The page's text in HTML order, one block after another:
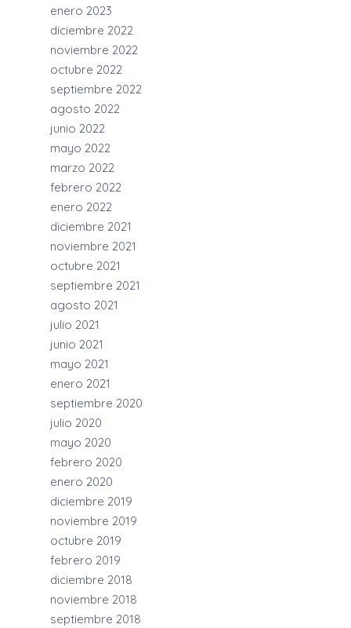
enero 2023
diciembre 2022
noviembre 2022
octubre 2022
septiembre 2022
agosto 2022
junio 2022
mayo 2022
marzo 2022
febrero 2022
enero 2022
diciembre 2021
noviembre 2021
octubre 2021
septiembre 2021
agosto 2021
julio 2021
junio 2021
mayo 2021
enero 2021
septiembre 2020
julio 2020
mayo 2020
febrero 2020
enero 2020
diciembre 2019
noviembre 2019
octubre 2019
febrero 2019
diciembre 2018
noviembre 2018
septiembre 2018